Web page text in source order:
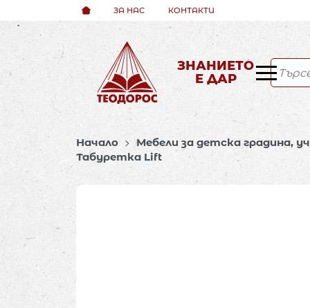
ЗА НАС КОНТАКТИ
ЗНАНИЕТО
Е ДАР
Начало
Мебели за детска градина,
Табуретка Lift